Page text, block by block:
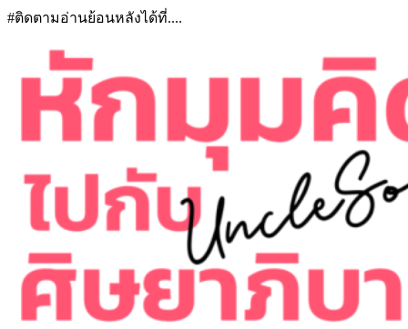
#ติดตามอ่านย้อนหลังได้ที่....